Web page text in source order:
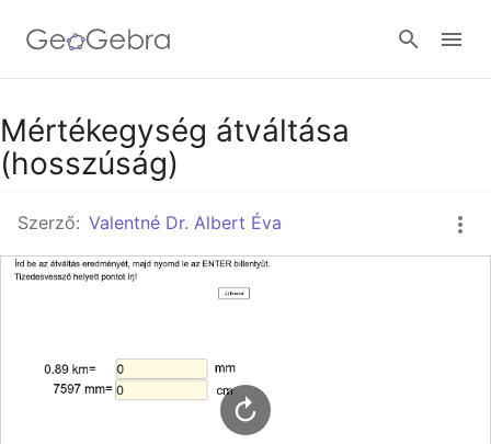
Google Classroom
Mértékegység átváltása
(hosszúság)
Szerző: Valentné Dr. Albert Éva